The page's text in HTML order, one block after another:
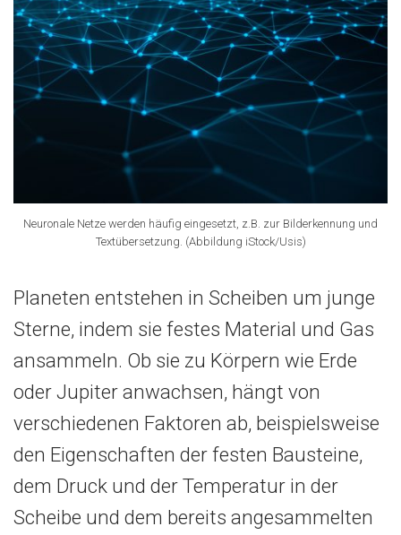
Neuronale Netze werden häufig eingesetzt, z.B. zur Bilderkennung und
Textübersetzung. (Abbildung iStock/Usis)
Planeten entstehen in Scheiben um junge
Sterne, indem sie festes Material und Gas
ansammeln. Ob sie zu Körpern wie Erde
oder Jupiter anwachsen, hängt von
verschiedenen Faktoren ab, beispielsweise
den Eigenschaften der festen Bausteine,
dem Druck und der Temperatur in der
Scheibe und dem bereits angesammelten